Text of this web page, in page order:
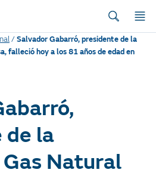
/Salvador Gabarró, presidente de la
falleció hoy a los 81 años de edad en
de la
Natural